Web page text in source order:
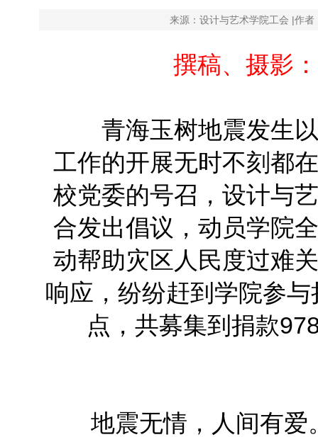
来源：设计与艺术学院工会 |作
撰稿、摄影：
青海玉树地震发生以
工作的开展无时不刻都
校党委的号召，设计与
合发出倡议，动员学院
动帮助灾区人民度过难
响应，纷纷赶到学院参
点，共募集到捐款
地震无情，人间有爱